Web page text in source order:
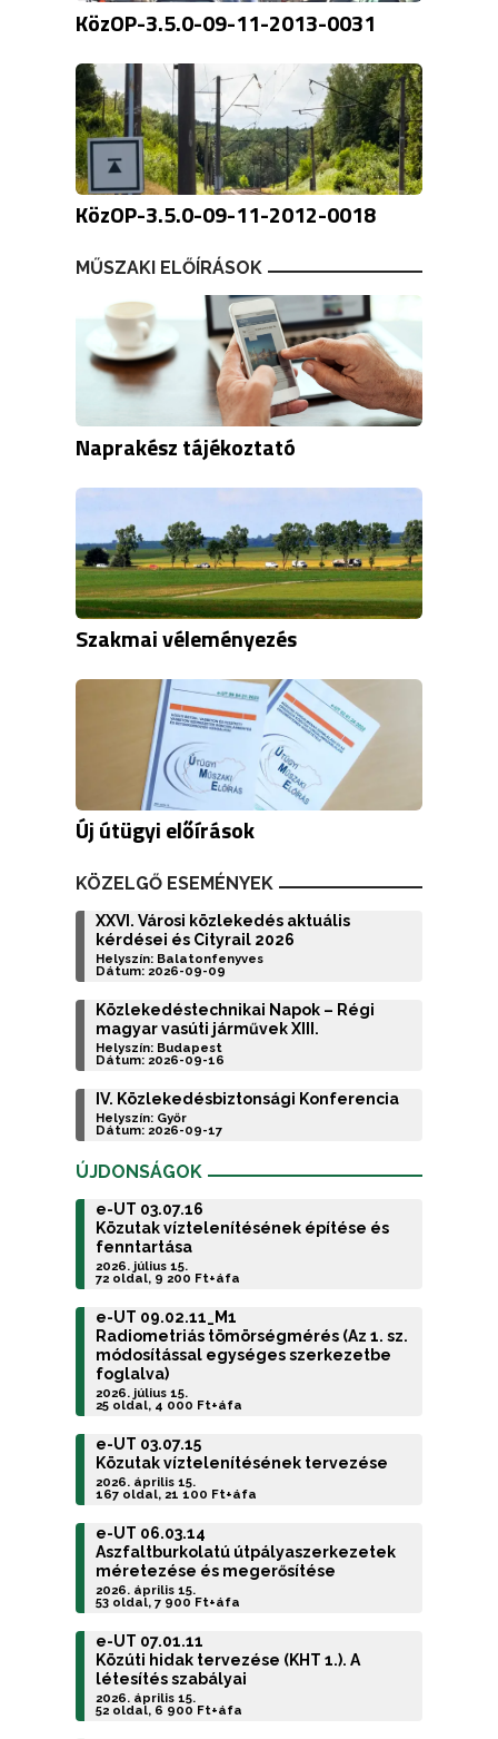
KözOP-3.5.0-09-11-2013-0031
KözOP-3.5.0-09-11-2012-0018
MŰSZAKI ELŐÍRÁSOK
Naprakész tájékoztató
Szakmai véleményezés
Új útügyi előírások
KÖZELGŐ ESEMÉNYEK
XXVI. Városi közlekedés aktuális
kérdései és Cityrail 2026
Helyszín: Balatonfenyves
Dátum: 2026-09-09
Közlekedéstechnikai Napok – Régi
magyar vasúti járművek XIII.
Helyszín: Budapest
Dátum: 2026-09-16
IV. Közlekedésbiztonsági Konferencia
Helyszín: Győr
Dátum: 2026-09-17
ÚJDONSÁGOK
e-UT 03.07.16
Közutak víztelenítésének építése és
fenntartása
2026. július 15.
72 oldal, 9 200 Ft+áfa
e-UT 09.02.11_M1
Radiometriás tömörségmérés (Az 1. sz.
módosítással egységes szerkezetbe
foglalva)
2026. július 15.
25 oldal, 4 000 Ft+áfa
e-UT 03.07.15
Közutak víztelenítésének tervezése
2026. április 15.
167 oldal, 21 100 Ft+áfa
e-UT 06.03.14
Aszfaltburkolatú útpályaszerkezetek
méretezése és megerősítése
2026. április 15.
53 oldal, 7 900 Ft+áfa
e-UT 07.01.11
Közúti hidak tervezése (KHT 1.). A
létesítés szabályai
2026. április 15.
52 oldal, 6 900 Ft+áfa